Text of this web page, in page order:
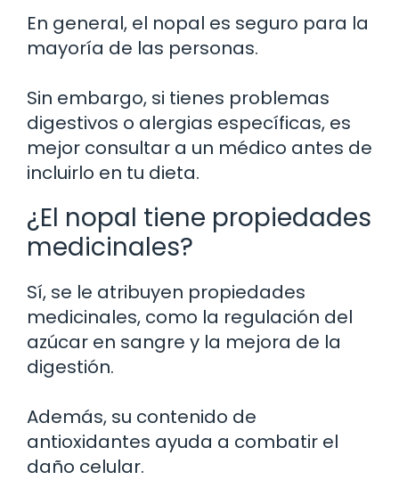
En general, el nopal es seguro para la
mayoría de las personas.
Sin embargo, si tienes problemas
digestivos o alergias específicas, es
mejor consultar a un médico antes de
incluirlo en tu dieta.
¿El nopal tiene propiedades
medicinales?
Sí, se le atribuyen propiedades
medicinales, como la regulación del
azúcar en sangre y la mejora de la
digestión.
Además, su contenido de
antioxidantes ayuda a combatir el
daño celular.